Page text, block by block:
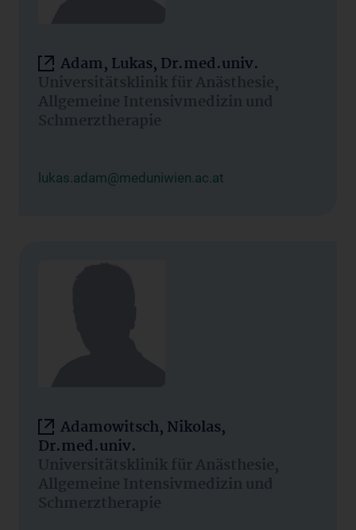
Adam, Lukas, Dr.med.univ.
Universitätsklinik für Anästhesie,
Allgemeine Intensivmedizin und
Schmerztherapie
lukas.adam@meduniwien.ac.at
Adamowitsch, Nikolas,
Dr.med.univ.
Universitätsklinik für Anästhesie,
Allgemeine Intensivmedizin und
Schmerztherapie